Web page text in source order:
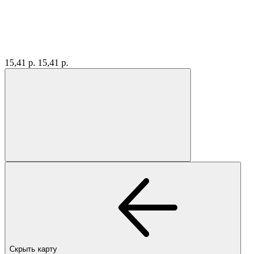
15,41 р. 15,41 р.
Скрыть карту